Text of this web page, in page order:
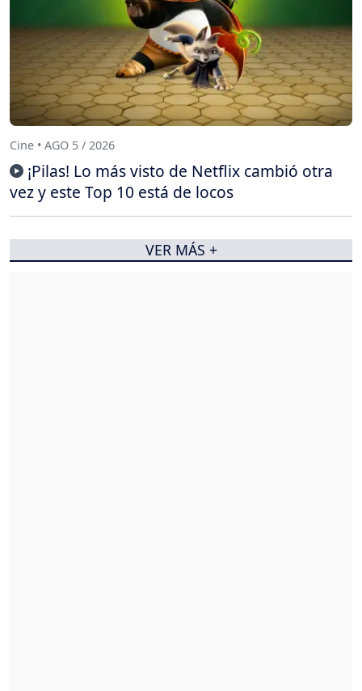
Cine • AGO 5 / 2026
¡Pilas! Lo más visto de Netflix cambió otra
vez y este Top 10 está de locos
VER MÁS +